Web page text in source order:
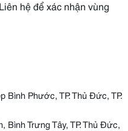
Liên hệ để xác nhận vùng
Bình Phước, TP. Thủ Đức, TP.
Bình Trưng Tây, TP. Thủ Đức,